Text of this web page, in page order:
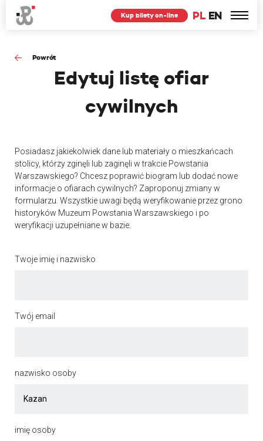
PL EN
Kup bilety on-line
Powrót
Edytuj listę ofiar
cywilnych
Posiadasz jakiekolwiek dane lub materiały o mieszkańcach
stolicy, którzy zginęli lub zaginęli w trakcie Powstania
Warszawskiego? Chcesz poprawić biogram lub dodać nowe
informacje o ofiarach cywilnych? Zaproponuj zmiany w
formularzu. Wszystkie uwagi będą weryfikowanie przez grono
historyków Muzeum Powstania Warszawskiego i po
weryfikacji uzupełniane w bazie.
Twoje imię i nazwisko
Twój email
nazwisko osoby
imię osoby